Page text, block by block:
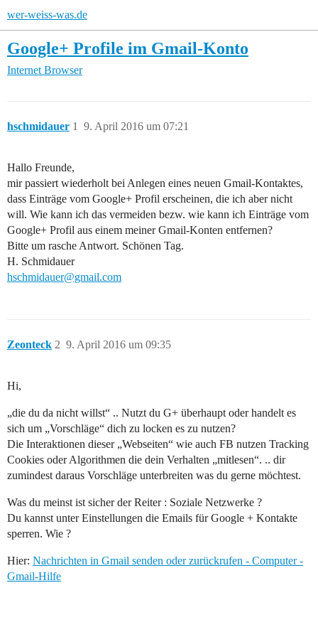
wer-weiss-was.de
Google+ Profile im Gmail-Konto
Internet Browser
hschmidauer 9. April 2016 um 07:21
1
Hallo Freunde,
mir passiert wiederholt bei Anlegen eines neuen Gmail-Kontaktes,
dass Einträge vom Google+ Profil erscheinen, die ich aber nicht
will. Wie kann ich das vermeiden bezw. wie kann ich Einträge vom
Google+ Profil aus einem meiner Gmail-Konten entfernen?
Bitte um rasche Antwort. Schönen Tag.
H. Schmidauer
hschmidauer@gmail.com
Zeonteck 9. April 2016 um 09:35
2
Hi,
„die du da nicht willst“ .. Nutzt du G+ überhaupt oder handelt es
sich um „Vorschläge“ dich zu locken es zu nutzen?
Die Interaktionen dieser „Webseiten“ wie auch FB nutzen Tracking
Cookies oder Algorithmen die dein Verhalten „mitlesen“. .. dir
zumindest daraus Vorschläge unterbreiten was du gerne möchtest.
Was du meinst ist sicher der Reiter : Soziale Netzwerke ?
Du kannst unter Einstellungen die Emails für Google + Kontakte
sperren. Wie ?
Hier: Nachrichten in Gmail senden oder zurückrufen - Computer -
Gmail-Hilfe